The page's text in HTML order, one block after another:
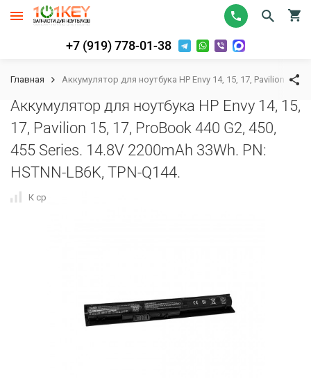
+7 (919) 778-01-38
Главная Аккумулятор для ноутбука HP Envy 14, 15, 17, Pavilion 15,
Аккумулятор для ноутбука HP Envy 14, 15,
17, Pavilion 15, 17, ProBook 440 G2, 450,
455 Series. 14.8V 2200mAh 33Wh. PN:
HSTNN-LB6K, TPN-Q144.
К сравнению